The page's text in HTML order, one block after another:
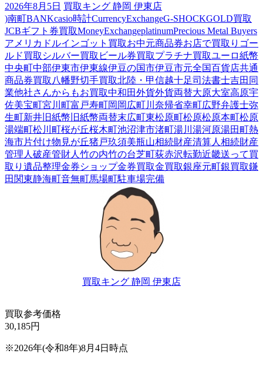
2026年8月5日 買取キング 静岡 伊東店
)南町BANKcasio時計CurrencyExchangeG-SHOCKGOLD買取
JCBギフト券買取MoneyExchangeplatinumPrecious Metal Buyers
アメリカドルインゴット買取お中元商品券お店で買取り ゴー
ルド買取 シルバー買取 ビール券買取プラチナ買取ユーロ紙幣
中央町中部伊東市伊東線伊豆の国市伊豆市元全国百貨店共通
商品券買取 八幡野切手買取北陸・甲信越十足司法書士吉田 同
業他社さんからもお買取中和田外貨外貨両替大原大室高原宇
佐美宝町宮川町富戸寿町岡 岡広町川奈帰省幸町広野弁護士弥
生町新井 旧紙幣 旧紙幣両替末広町東松原町松原松原本町松原
湯端町松川町桜が丘桜木町池沼津市渚町湯川 湯河原湯田町熱
海市片付け物見が丘猪戸玖須美瓶山相続財産清算人 相続財産
管理人 破産管財人 竹の内竹の台芝町荻赤沢転勤近畿送って買
取り 遺品整理金券ショップ金券買取金買取銀座元町銀買取鎌
田 関東静海町音無町馬場町駐車場完備
買取キング 静岡 伊東店
買取参考価格
30,185円
※2026年(令和8年)8月4日時点